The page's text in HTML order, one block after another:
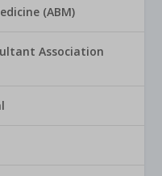
(ABM)
Association